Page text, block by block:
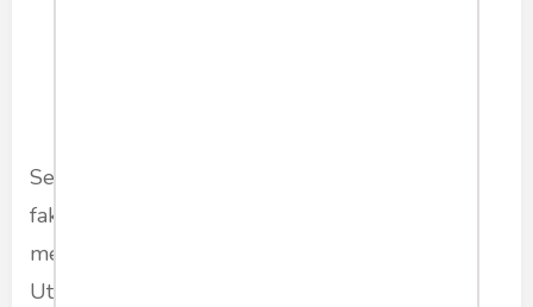
Sementara itu, ketersediaan pupuk sebagai
faktor penentu produktivitas pertanian juga
menjadi perhatian serius pemerintah. Direktur
Utama Pupuk Kaltim, Gusrizal, menyampaikan